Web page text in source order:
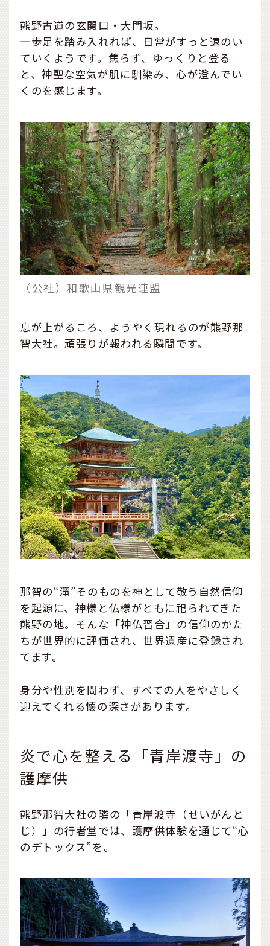
熊野古道の玄関口・大門坂。
一歩足を踏み入れれば、日常がすっと遠のい
ていくようです。焦らず、ゆっくりと登る
と、神聖な空気が肌に馴染み、心が澄んでい
くのを感じます。
（公社）和歌山県観光連盟
息が上がるころ、ようやく現れるのが熊野那
智大社。頑張りが報われる瞬間です。
那智の“滝”そのものを神として敬う自然信仰
を起源に、神様と仏様がともに祀られてきた
熊野の地。そんな「神仏習合」の信仰のかた
ちが世界的に評価され、世界遺産に登録され
てます。
身分や性別を問わず、すべての人をやさしく
迎えてくれる懐の深さがあります。
炎で心を整える「青岸渡寺」の
護摩供
熊野那智大社の隣の「青岸渡寺（せいがんと
じ）」の行者堂では、護摩供体験を通じて“心
のデトックス”を。